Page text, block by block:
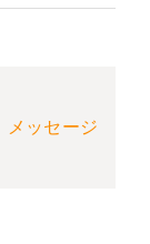
メッセージ